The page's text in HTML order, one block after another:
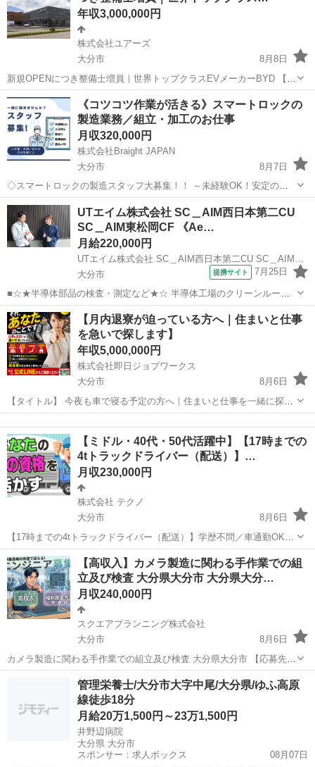
年収3,000,000円
株式会社ユアーズ
大分市
8月8日
新規OPENにつき整備士増員｜世界トップクラスEVメーカーBYD 【応
募先企業名】株式会社ユアーズ 【雇用形態】正社員 【職種】整備士等
の整備関連 【応募資格】 ・日本語ネイティブレベルの方に限る【仕事
内容】 ◎仕事内容 ...
大分 大分市
《コツコツ作業が活きる》スマートロックの
製造業務／組立・加工のお仕事
月収320,000円
株式会社Braight JAPAN
大分市
8月7日
◇スマートロックの製造スタッフ大募集！！ ～未経験OK！安定のモ
ノづくりワーク～ 📌 たった10秒でわかる！このお仕事のポイント☝ ✅
未経験から“手に職”がつけられる！ ✅ コツコツ・モクモク作業が好き
な方にぴ...
大分 大分市 その他 未経験
UTエイム株式会社 SC＿AIM西日本第二CU
SC＿AIM東松岡CF 《Ae…
月給220,000円
大分市
提携サイト 7月25日
■☆★半導体部品の検査・測定など★☆ 半導体工場のクリーンルーム
での勤務経験実績や ￣￣￣￣￣￣￣￣￣￣￣￣￣￣￣￣￣￣￣￣￣￣
半導体の製造に関する取扱いや基礎知識を身に付けられる！ ￣￣￣￣
￣￣￣￣￣￣￣￣￣￣￣￣￣￣...
大分 大分市 倉庫管理
【月内退寮が迫っている方へ｜住まいと仕事
を急いで探します】
年収5,000,000円
株式会社即日ジョブワークス
大分市
8月6日
【タイトル】 今夜も車で寝る予定の方へ｜住まいと仕事を一緒に探し
ませんか 【本文】 今夜、どこに車を停めて寝るか考えている。 朝に
なったら、顔を洗える場所やスマホを充電できる場所を探す。 お風
呂...
【ミドル・40代・50代活躍中】【17時までの
4tトラックドライバー（配送）】…
月収230,000円
株式会社 テクノ
大分市
8月6日
【17時までの4tトラックドライバー（配送）】学歴不問／車通勤OK／
賞与あり／正社員 【応募先企業名】株式会社 テクノ 【雇用形態】正
社員 【職種】ドライバー・宅配 【応募資格】 ・日本語ネイティブレ
ベルの方に限る ・【お...
大分 大分市 ドライバー 業務
【高収入】カメラ製造に関わる手作業での組
立及び検査 大分県大分市 大分県大分…
月収240,000円
スクエアプランニング株式会社
大分市
8月6日
カメラ製造に関わる手作業での組立及び検査 大分県大分市 【応募先企
業名】スクエアプランニング株式会社 【雇用形態】正社員【人材紹
介】 【職種】自動車業界以外(製造・部品組立・加工) 【応募資格】 ・
年齢要件: ～ 60歳...
その他 社会保険
管理栄養士/大分市大字中尾/大分県/ゆふ高原
線徒歩18分
月給20万1,500円～23万1,500円
井野辺病院
大分県 大分市
スポンサー：求人ボックス
08月07日